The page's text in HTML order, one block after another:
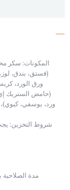
المكونات: سكر
(فستق، بندق،
ورق الورد،
مدة الصلاحية